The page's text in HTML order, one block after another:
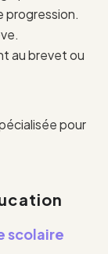
progression.
au brevet ou
pour
scolaire